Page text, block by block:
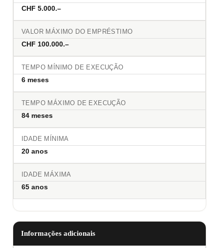
CHF 5.000.–
VALOR MÁXIMO DO EMPRÉSTIMO
CHF 100.000.–
TEMPO MÍNIMO DE EXECUÇÃO
6 meses
TEMPO MÁXIMO DE EXECUÇÃO
84 meses
IDADE MÍNIMA
20 anos
IDADE MÁXIMA
65 anos
Informações adicionais